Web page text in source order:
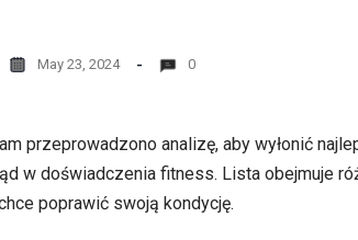
May 23, 2024 0
przeprowadzono analizę, aby wyłonić
w doświadczenia fitness. Lista obejmuje
poprawić swoją kondycję.